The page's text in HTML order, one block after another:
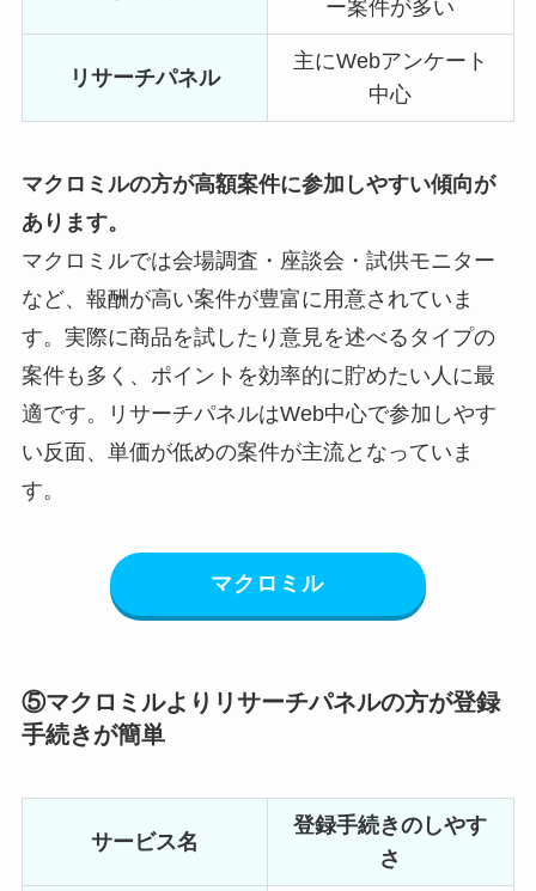
ー案件が多い
リサーチパネル
主にWebアンケート
中心
マクロミルの方が高額案件に参加しやすい傾向が
あります。
マクロミルでは会場調査・座談会・試供モニター
など、報酬が高い案件が豊富に用意されていま
す。実際に商品を試したり意見を述べるタイプの
案件も多く、ポイントを効率的に貯めたい人に最
適です。リサーチパネルはWeb中心で参加しやす
い反面、単価が低めの案件が主流となっていま
す。
マクロミル
⑤マクロミルよりリサーチパネルの方が登録
手続きが簡単
サービス名
登録手続きのしやす
さ